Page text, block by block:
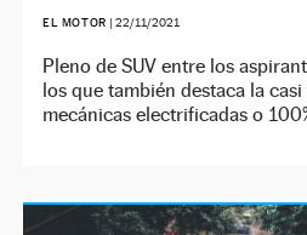
EL MOTOR |22/11/2021
Pleno de SUV entre los
los que también destaca la
mecánicas electrificadas o